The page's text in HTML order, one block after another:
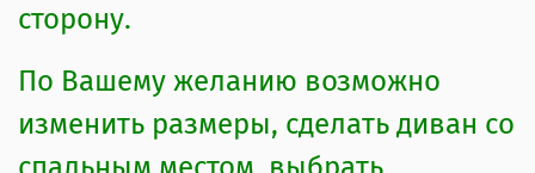
сторону.
По Вашему желанию возможно
изменить размеры, сделать диван со